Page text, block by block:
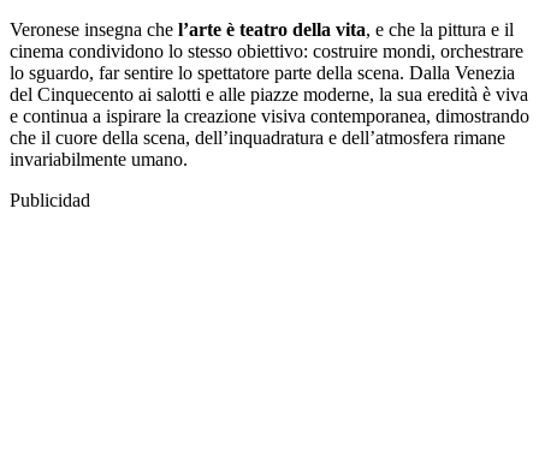
Veronese insegna che l’arte è teatro della vita, e che la pittura e il
cinema condividono lo stesso obiettivo: costruire mondi, orchestrare
lo sguardo, far sentire lo spettatore parte della scena. Dalla Venezia
del Cinquecento ai salotti e alle piazze moderne, la sua eredità è viva
e continua a ispirare la creazione visiva contemporanea, dimostrando
che il cuore della scena, dell’inquadratura e dell’atmosfera rimane
invariabilmente umano.
Publicidad